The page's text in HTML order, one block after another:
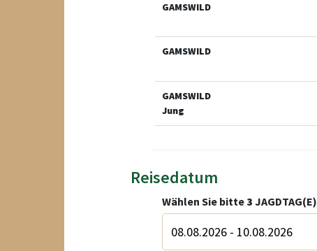
GAMSWILD
GAMSWILD
GAMSWILD
Jung
Reisedatum
Wählen Sie bitte 3 JAGDTAG(E)